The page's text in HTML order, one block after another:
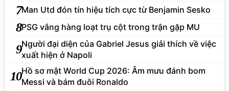
7Man Utd đón tín hiệu tích cực từ Benjamin Sesko
8PSG vắng hàng loạt trụ cột trong trận gặp MU
9Người đại diện của Gabriel Jesus giải thích về việc
xuất hiện ở Napoli
10Hồ sơ mật World Cup 2026: Âm mưu đánh bom
Messi và bám đuôi Ronaldo